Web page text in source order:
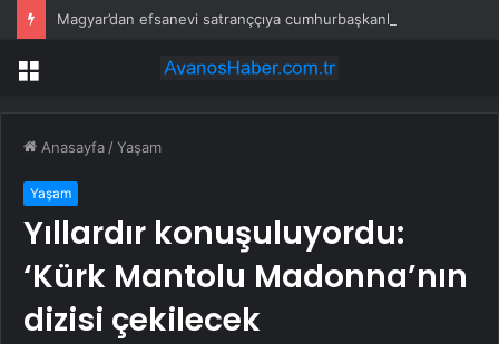
Magyar’dan efsanevi satranççıya cumhurbaşkanlığı teklifi
Menü
Anasayfa /Yaşam
Yaşam
Yıllardır konuşuluyordu:
‘Kürk Mantolu Madonna’nın
dizisi çekilecek